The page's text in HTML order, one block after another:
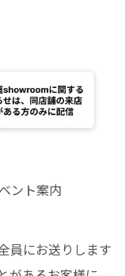
ント案内
員にお送りします